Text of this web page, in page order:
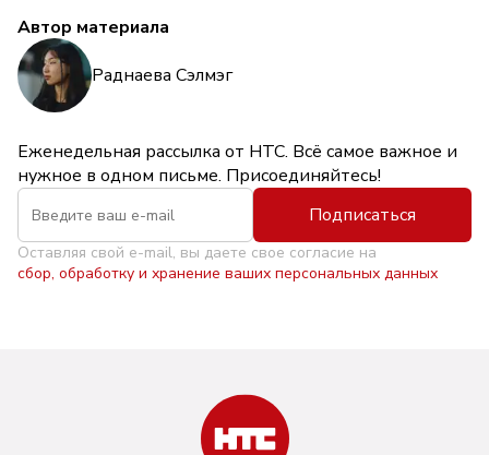
Автор материала
Раднаева Сэлмэг
Еженедельная рассылка от НТС. Всё самое важное и
нужное в одном письме. Присоединяйтесь!
Подписаться
Оставляя свой e-mail, вы даете свое согласие на
сбор, обработку и хранение ваших персональных данных